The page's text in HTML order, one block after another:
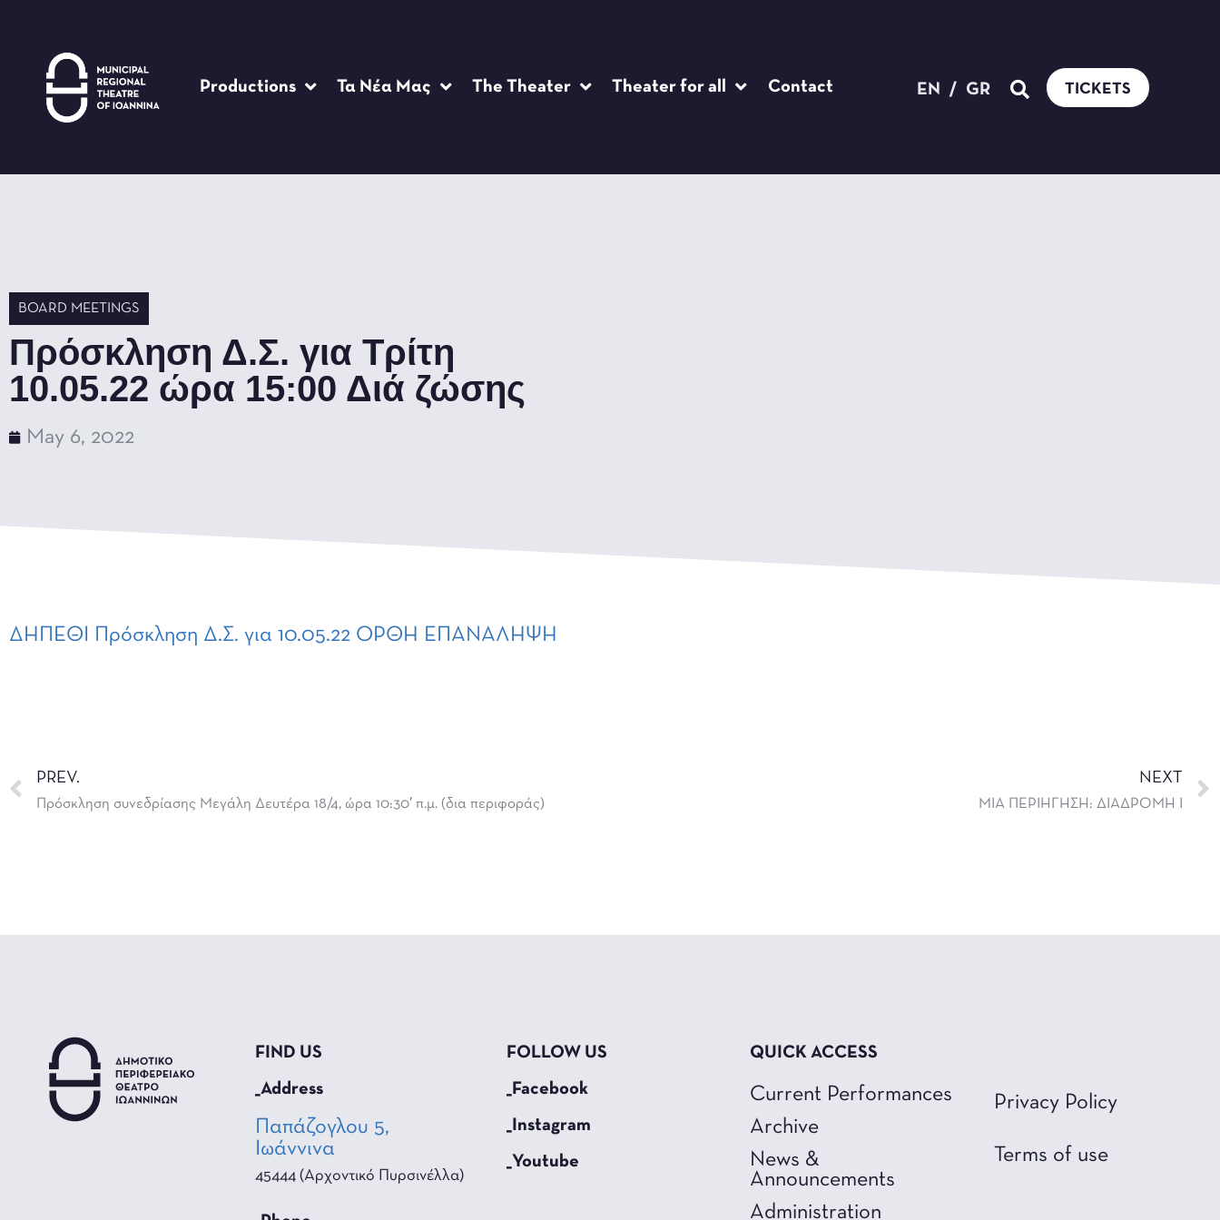
Productions Τα Νέα Μας The Theater Theater for all Contact EN / GR TICKETS
BOARD MEETINGS
Πρόσκληση Δ.Σ. για Τρίτη
10.05.22 ώρα 15:00 Διά ζώσης
May 6, 2022
ΔΗΠΕΘΙ Πρόσκληση Δ.Σ. για 10.05.22 ΟΡΘΗ ΕΠΑΝΑΛΗΨΗ
PREV.
Πρόσκληση συνεδρίασης Μεγάλη Δευτέρα 18/4, ώρα 10:30′ π.μ. (δια περιφοράς)
NEXT
ΜΙΑ ΠΕΡΙΗΓΗΣΗ: ΔΙΑΔΡΟΜΗ I
FIND US
_Address
Παπάζογλου 5,
Ιωάννινα
45444 (Αρχοντικό Πυρσινέλλα)
FOLLOW US
_Facebook
_Instagram
_Youtube
QUICK ACCESS
Current Performances
Archive
News &
Announcements
Administration
Privacy Policy
Terms of use